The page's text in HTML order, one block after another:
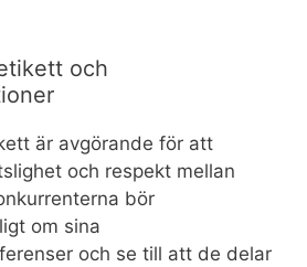
och
är avgörande för att
och respekt mellan
bör
om sina
och se till att de delar